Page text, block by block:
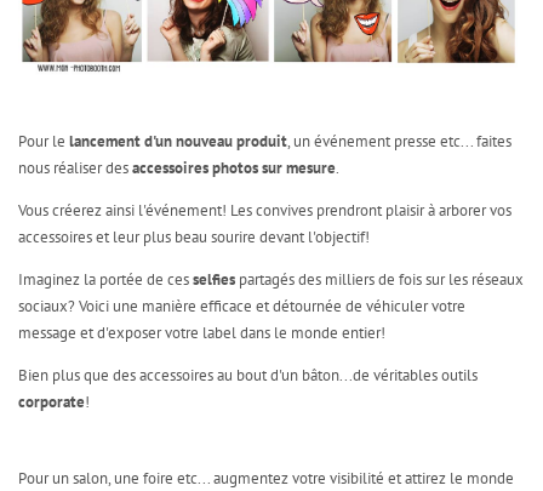
Pour le lancement d'un nouveau produit, un événement presse etc... faites
nous réaliser desaccessoires photos sur mesure.
Vous créerez ainsi l'événement! Les convives prendront plaisir à arborer vos
accessoires et leur plus beau sourire devant l'objectif!
Imaginez la portée de cesselfies partagés des milliers de fois sur les réseaux
sociaux? Voici une manière efficace et détournée de véhiculer votre
message et d'exposer votre label dans le monde entier!
Bien plus que des accessoires au bout d'un bâton...de véritables outils
corporate!
Pour un salon, une foire etc... augmentez votre visibilité et attirez le monde